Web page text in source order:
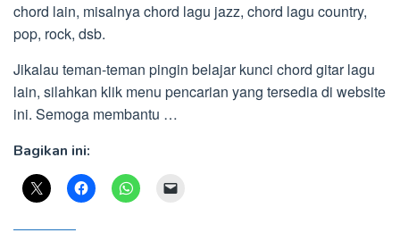
chord lain, misalnya chord lagu jazz, chord lagu country,
pop, rock, dsb.
Jikalau teman-teman pingin belajar kunci chord gitar lagu
lain, silahkan klik menu pencarian yang tersedia di website
ini. Semoga membantu …
Bagikan ini: